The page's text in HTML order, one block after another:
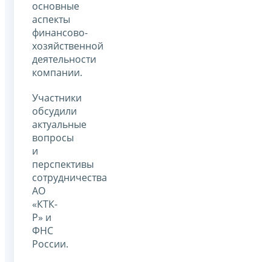
основные
аспекты
финансово-
хозяйственной
деятельности
компании.
Участники
обсудили
актуальные
вопросы
и
перспективы
сотрудничества
АО
«КТК-
Р» и
ФНС
России.